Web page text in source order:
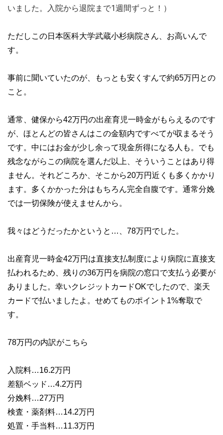
いました。入院から退院まで1週間ずっと！）
ただしこの日本医科大学武蔵小杉病院さん、お高いんで
す。
事前に聞いていたのが、もっとも安くすんで約65万円との
こと。
通常、健保から42万円の出産育児一時金がもらえるのです
が、ほとんどの皆さんはこの金額内ですべてが収まるそう
です。中にはお金が少し余って現金所得になる人も。でも
残念ながらこの病院を選んだ以上、そういうことはあり得
ません。それどころか、そこから20万円近くも多くかかり
ます。多くかかった分はもちろん完全自腹です。通常分娩
では一切保険が使えませんから。
我々はどうだったかというと…、78万円でした。
出産育児一時金42万円は直接支払制度により病院に直接支
払われるため、残りの36万円を病院の窓口で支払う必要が
ありました。幸いクレジットカードOKでしたので、楽天
カードで払いましたよ。せめてものポイント1%奪取で
す。
78万円の内訳がこちら
入院料…16.2万円
差額ベッド…4.2万円
分娩料…27万円
検査・薬剤料…14.2万円
処置・手当料…11.3万円